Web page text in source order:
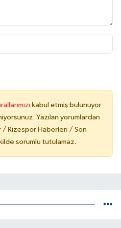
kabul etmiş bulunuyor
Yazılan yorumlardan
/ Rizespor Haberleri / Son
sorumlu tutulamaz.